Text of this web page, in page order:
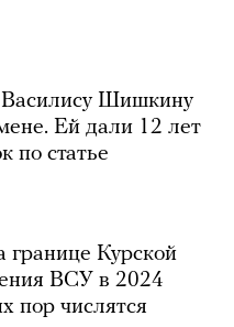
Василису Шишкину
Ей дали 12 лет
по статье
границе Курской
ВСУ в 2024
пор числятся